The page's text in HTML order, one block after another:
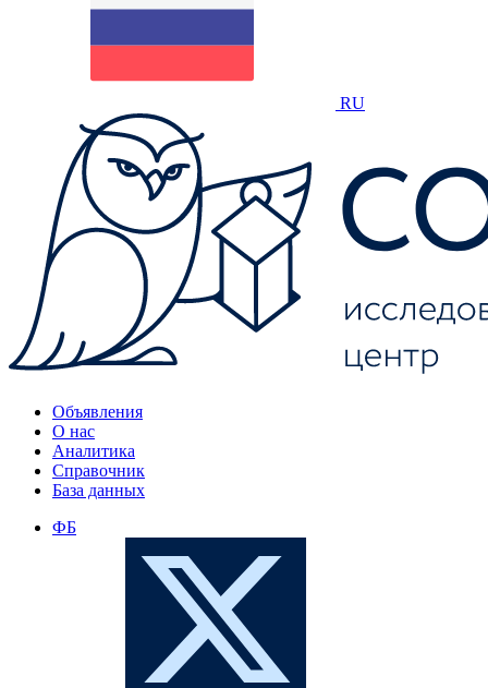
RU
Объявления
О нас
Аналитика
Справочник
База данных
ФБ